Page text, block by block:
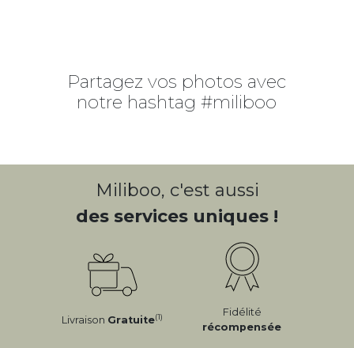
Partagez vos photos avec
notre hashtag #miliboo
Miliboo, c'est aussi
des services uniques !
Livraison Gratuite(1)
Fidélité
récompensée